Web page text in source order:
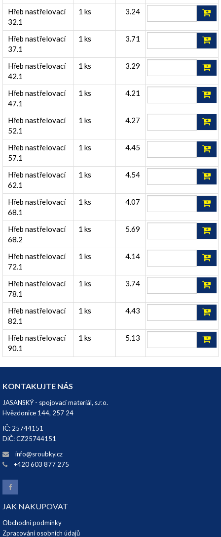
Hřeb nastřelovací
32.1
1 ks 3.24
Hřeb nastřelovací
37.1
1 ks 3.71
Hřeb nastřelovací
42.1
1 ks 3.29
Hřeb nastřelovací
47.1
1 ks 4.21
Hřeb nastřelovací
52.1
1 ks 4.27
Hřeb nastřelovací
57.1
1 ks 4.45
Hřeb nastřelovací
62.1
1 ks 4.54
Hřeb nastřelovací
68.1
1 ks 4.07
Hřeb nastřelovací
68.2
1 ks 5.69
Hřeb nastřelovací
72.1
1 ks 4.14
Hřeb nastřelovací
78.1
1 ks 3.74
Hřeb nastřelovací
82.1
1 ks 4.43
Hřeb nastřelovací
90.1
1 ks 5.13
KONTAKUJTE NÁS
JASANSKÝ - spojovací materiál, s.r.o.
Hvězdonice 144, 257 24
IČ: 25744151
DiČ: CZ25744151
info@sroubky.cz
+420 603 877 275
JAK NAKUPOVAT
Obchodní podmínky
Zpracování osobních údajů